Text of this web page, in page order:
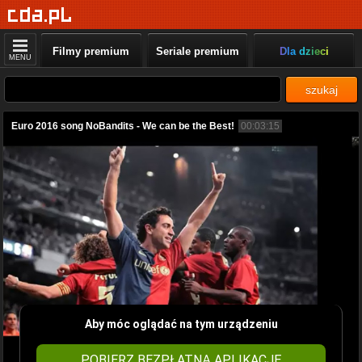
MENU Filmy premium Seriale premium Dla dzieci
szukaj
Euro 2016 song NoBandits - We can be the Best! 00:03:15
Aby móc oglądać na tym urządzeniu